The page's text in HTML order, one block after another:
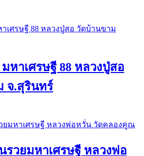
หาเศรษฐี 88 หลวงปู่สอ
จ.สุรินทร์
รวยมหาเศรษฐี หลวงพ่อ